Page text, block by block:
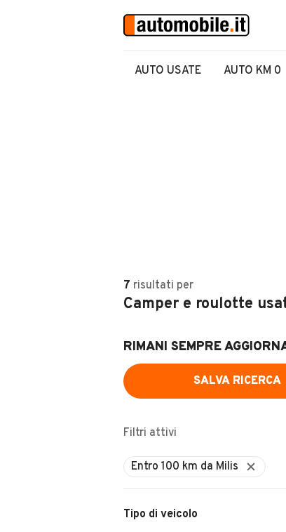
AUTO USATE AUTO KM 0
7 risultati per
Camper e roulotte
RIMANI SEMPRE
SALVA RICERCA
Filtri attivi
Entro 100 km da Milis
Tipo di veicolo